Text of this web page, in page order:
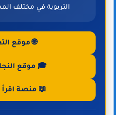
التربوية في مختلف
🌐 موقع
🎓 موقع
📖 منصة اقرأ